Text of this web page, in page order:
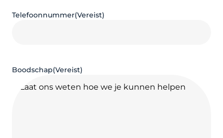
Telefoonnummer(Vereist)
Boodschap(Vereist)